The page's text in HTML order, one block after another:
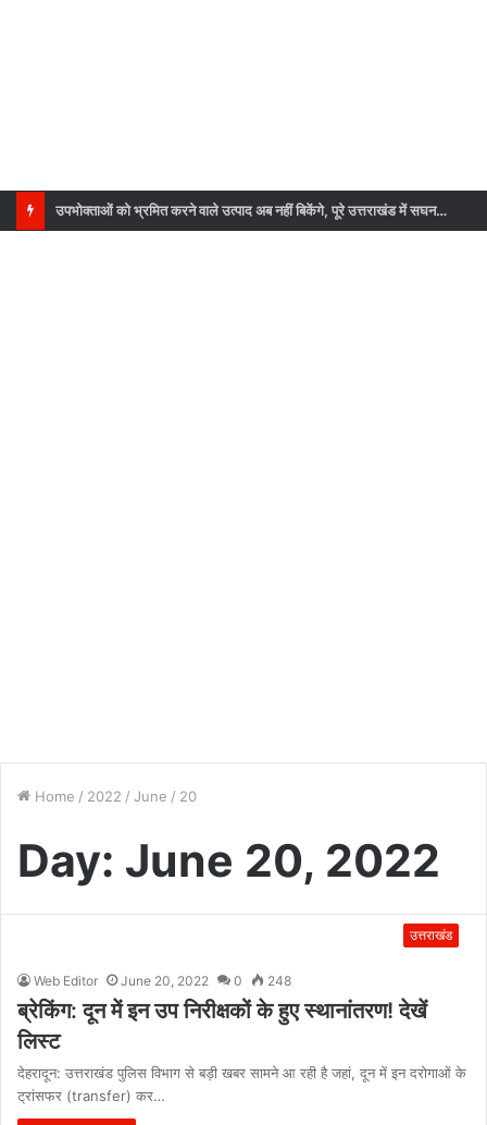
धामी कैबिनेट की बैठक संपन्न, इन प्रस्तावों पर लगी मोहर
Home / 2022 / June / 20
Day: June 20, 2022
उत्तराखंड
Web Editor June 20, 2022 0 248
ब्रेकिंग: दून में इन उप निरीक्षकों के हुए स्थानांतरण! देखें
लिस्ट
देहरादून: उत्तराखंड पुलिस विभाग से बड़ी खबर सामने आ रही है जहां, दून में इन दरोगाओं के
ट्रांसफर (transfer) कर…